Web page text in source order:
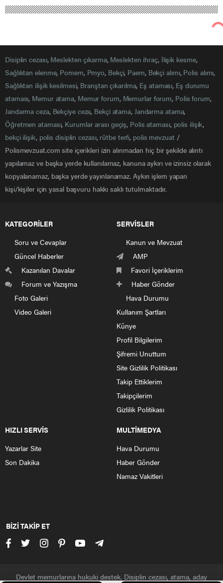
Disiplin cezası, Meslekten çıkarma, Meslekten ihraç, İlişik kesme,
Sağlıktan elenme, Pomem, Pmyo, Bekçi, Paem, Bekçi alımı, Polis alımı,
Sağlıktan ilişik kesilmesi, Branştan çıkarılma, Eş ataması, Eş durumu
ataması, Memur atama, Memur forum, Memurlar forum, Polis forum,
Jandarma ceza, Bekçiye ceza, Bekçi atama, Jandarma atama,
Öğretmen ataması, Kurumlar arası geçiş, Polis ataması, polis ilişik,
bekçi ilişik, polis disiplin cezası, rütbe terfi, polis mevzuat/
Polismevzuat.com site içerikleri izin alınmadan hiç bir şekilde alıntı
yapılamaz ve başka yerde kullanılamaz, kanuna aykırı ve izinsiz olarak
kopyalanamaz, başka yerde yayınlanamaz. Aykırı işlem yapan
kişi/kişiler için yasal başvuru hakkı saklı tutulmaktadır.
KATEGORİLER
Soru ve Cevaplar
Güncel Haberler
Kazanılan Davalar
Forum ve Yazışma
Foto Galeri
Video Galeri
SERVİSLER
Kanun ve Mevzuat
AMP
Favori İçeriklerim
Haber Gönder
Hava Durumu
Kullanım Şartları
Künye
Profil Bilgilerim
Şifremi Unuttum
Site Gizlilik Politikası
Takip Ettiklerim
Takipçilerim
Gizlilik Politikası
HIZLI SERVİS
Yazarlar Site
Son Dakika
MULTİMEDYA
Hava Durumu
Haber Gönder
Namaz Vakitleri
BİZİ TAKİP ET
Devlet memurlarına hukuki destek. Disiplin cezası, atama, aday